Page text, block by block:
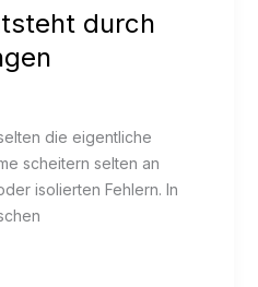
durch
die eigentliche
scheitern selten an
isolierten Fehlern. In